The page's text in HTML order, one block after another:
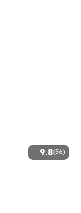
9.8(56)